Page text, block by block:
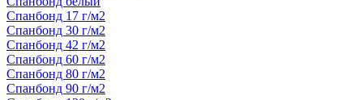
Спанбонд 17 г/м2
Спанбонд 30 г/м2
Спанбонд 42 г/м2
Спанбонд 60 г/м2
Спанбонд 80 г/м2
Спанбонд 90 г/м2